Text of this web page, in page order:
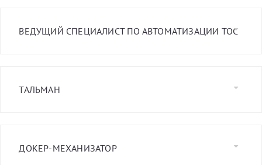
ВЕДУЩИЙ СПЕЦИАЛИСТ ПО АВТОМАТИЗАЦИИ ТОС
ТАЛЬМАН
ДОКЕР-МЕХАНИЗАТОР